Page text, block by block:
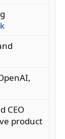
CEO
product